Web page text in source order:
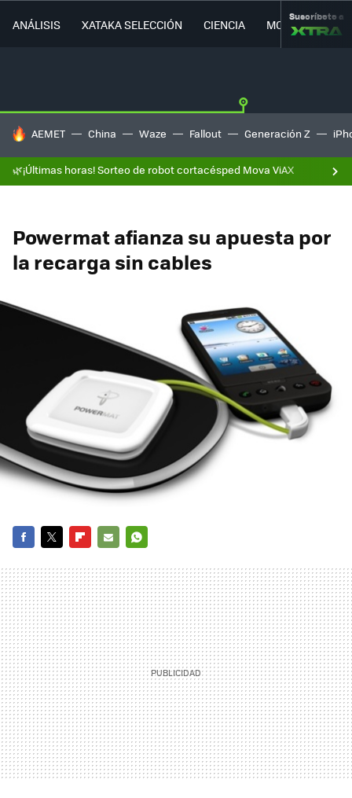
ANÁLISIS XATAKA SELECCIÓN CIENCIA MOVILIDAD
Suscríbete a
HOY SE HABLA DE
AEMET China Waze Fallout Generación Z
🌿¡Últimas horas! Sorteo de robot cortacésped Mova ViAX
Powermat afianza su apuesta por
la recarga sin cables
MAIL